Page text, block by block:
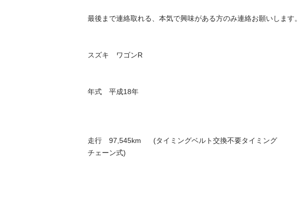
最後まで連絡取れる、本気で興味がある方のみ連絡お願いします。
スズキ　ワゴンR
年式　平成18年
走行　97,545km      (タイミングベルト交換不要タイミング
チェーン式)